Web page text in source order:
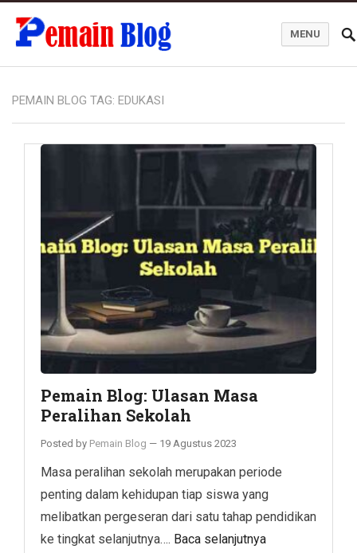
MENU
PEMAIN BLOG TAG: EDUKASI
Pemain Blog: Ulasan Masa
Peralihan Sekolah
Posted by Pemain Blog — 19 Agustus 2023
Masa peralihan sekolah merupakan periode
penting dalam kehidupan tiap siswa yang
melibatkan pergeseran dari satu tahap pendidikan
ke tingkat selanjutnya…. Baca selanjutnya